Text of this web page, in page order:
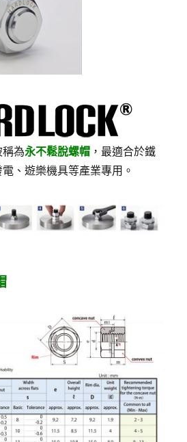
稱為永不鬆脫螺帽 ，最適合於鐵
、遊樂機具等產業專用。